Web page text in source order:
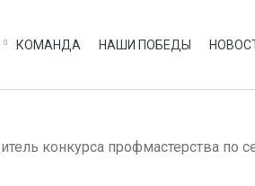
КОМАНДА НАШИ ПОБЕДЫ
конкурса профмастерства по